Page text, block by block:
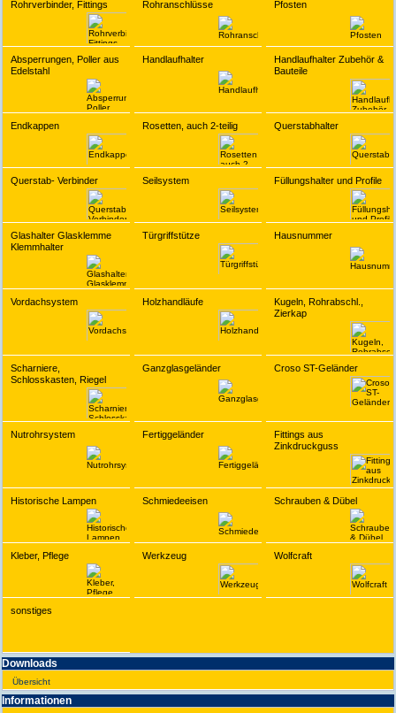
Rohrverbinder, Fittings Rohranschlüsse Pfosten
Absperrungen, Poller aus
Edelstahl
Handlaufhalter
Handlaufhalter Zubehör &
Bauteile
Endkappen Rosetten, auch 2-teilig Querstabhalter
Querstab- Verbinder Seilsystem Füllungshalter und Profile
Glashalter Glasklemme
Klemmhalter
Türgriffstütze Hausnummer
Vordachsystem Holzhandläufe
Kugeln, Rohrabschl.,
Zierkap
Scharniere,
Schlosskasten, Riegel
Ganzglasgeländer Croso ST-Geländer
Nutrohrsystem Fertiggeländer
Fittings aus
Zinkdruckguss
Historische Lampen Schmiedeeisen Schrauben & Dübel
Kleber, Pflege Werkzeug Wolfcraft
sonstiges
Downloads
Übersicht
Infor­ma­tionen